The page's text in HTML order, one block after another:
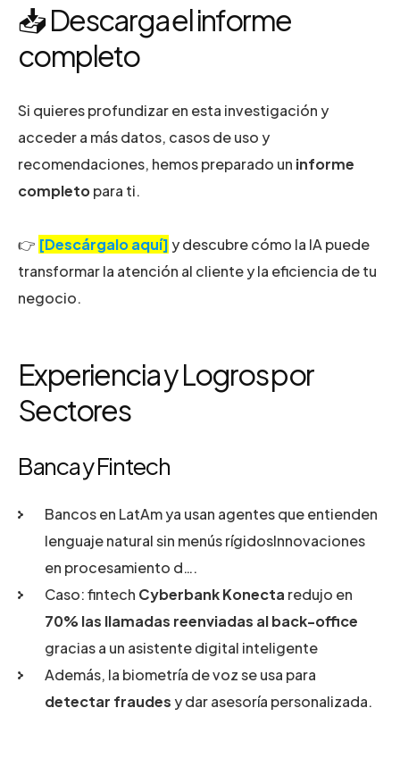
📥 Descarga el informe
completo
Si quieres profundizar en esta investigación y
acceder a más datos, casos de uso y
recomendaciones, hemos preparado un informe
completopara ti.
👉 [Descárgalo aquí]y descubre cómo la IA puede
transformar la atención al cliente y la eficiencia de tu
negocio.
Experiencia y Logros por
Sectores
Banca y Fintech
Bancos en LatAm ya usan agentes que entienden
lenguaje natural sin menús rígidosInnovaciones
en procesamiento d….
Caso: fintech Cyberbank Konecta redujo en
70% las llamadas reenviadas al back-office
gracias a un asistente digital inteligente
Además, la biometría de voz se usa para
detectar fraudesy dar asesoría personalizada.